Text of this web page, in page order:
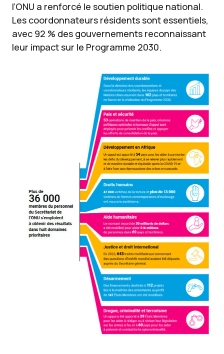
l’ONU a renforcé le soutien politique national.
Les coordonnateurs résidents sont essentiels,
avec 92 % des gouvernements reconnaissant
leur impact sur le Programme 2030.